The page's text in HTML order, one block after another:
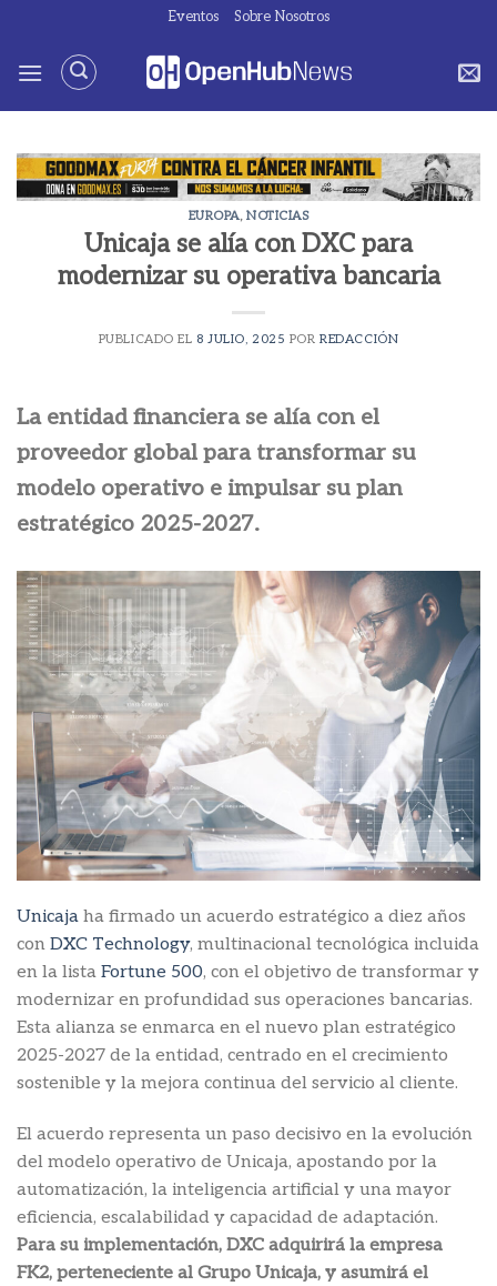
contenido
Eventos Sobre Nosotros
EUROPA, NOTICIAS
Unicaja se alía con DXC para
modernizar su operativa bancaria
PUBLICADO EL 8 JULIO, 2025 PORREDACCIÓN
La entidad financiera se alía con el
proveedor global para transformar su
modelo operativo e impulsar su plan
estratégico 2025-2027.
Unicaja ha firmado un acuerdo estratégico a diez años
con DXC Technology, multinacional tecnológica incluida
en la lista Fortune 500, con el objetivo de transformar y
modernizar en profundidad sus operaciones bancarias.
Esta alianza se enmarca en el nuevo plan estratégico
2025-2027 de la entidad, centrado en el crecimiento
sostenible y la mejora continua del servicio al cliente.
El acuerdo representa un paso decisivo en la evolución
del modelo operativo de Unicaja, apostando por la
automatización, la inteligencia artificial y una mayor
eficiencia, escalabilidad y capacidad de adaptación.
Para su implementación, DXC adquirirá la empresa
FK2, perteneciente al Grupo Unicaja, y asumirá el